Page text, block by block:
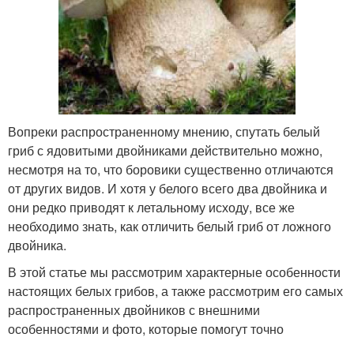
Вопреки распространенному мнению, спутать белый
гриб с ядовитыми двойниками действительно можно,
несмотря на то, что боровики существенно отличаются
от других видов. И хотя у белого всего два двойника и
они редко приводят к летальному исходу, все же
необходимо знать, как отличить белый гриб от ложного
двойника.
В этой статье мы рассмотрим характерные особенности
настоящих белых грибов, а также рассмотрим его самых
распространенных двойников с внешними
особенностями и фото, которые помогут точно